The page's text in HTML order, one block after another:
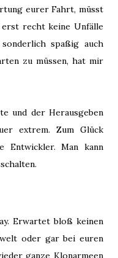
eurer Fahrt, müsst
recht keine Unfälle
spaßig auch
zu müssen, hat mir
und der Herausgeben
extrem. Zum Glück
Entwickler. Man kann
Erwartet bloß keinen
oder gar bei euren
ganze Klonarmeen